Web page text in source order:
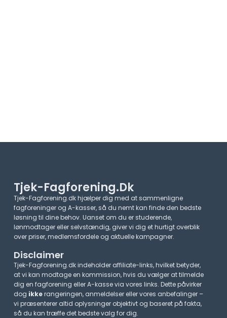
Tjek-Fagforening.dk
Tjek-Fagforening.dk hjælper dig med at sammenligne
fagforeninger og A-kasser, så du nemt kan finde den bedste
løsning til dine behov. Uanset om du er studerende,
lønmodtager eller selvstændig, giver vi dig et hurtigt overblik
over priser, medlemsfordele og aktuelle kampagner.​
Disclaimer
Tjek-Fagforening.dk indeholder affiliate-links, hvilket betyder,
at vi kan modtage en kommission, hvis du vælger at tilmelde
dig en fagforening eller A-kasse via vores links. Dette påvirker
dog ikkerangeringen, anmeldelser eller vores anbefalinger –
vi præsenterer altid oplysninger objektivt og baseret på fakta,
så du kan træffe det bedste valg for dig.